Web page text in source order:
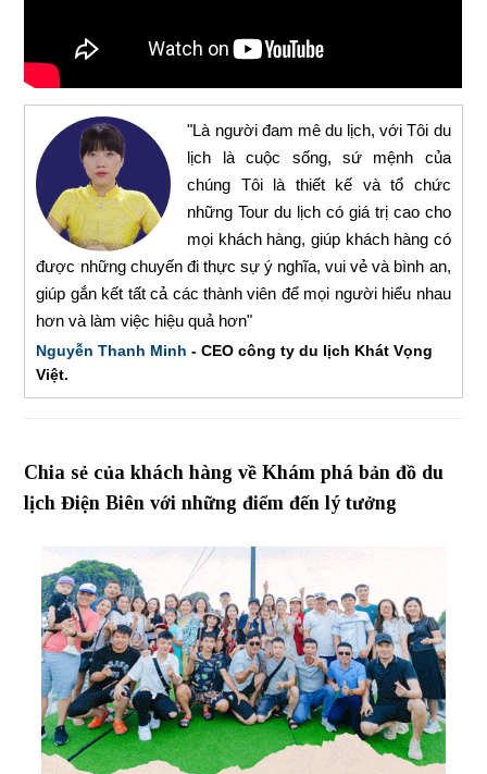
"Là người đam mê du lịch, với Tôi du
lịch là cuộc sống, sứ mệnh của
chúng Tôi là thiết kế và tổ chức
những Tour du lịch có giá trị cao cho
mọi khách hàng, giúp khách hàng có
được những chuyến đi thực sự ý nghĩa, vui vẻ và bình an,
giúp gắn kết tất cả các thành viên để mọi người hiểu nhau
hơn và làm việc hiệu quả hơn"
Nguyễn Thanh Minh - CEO công ty du lịch Khát Vọng
Việt.
Chia sẻ của khách hàng về Khám phá bản đồ du
lịch Điện Biên với những điểm đến lý tưởng